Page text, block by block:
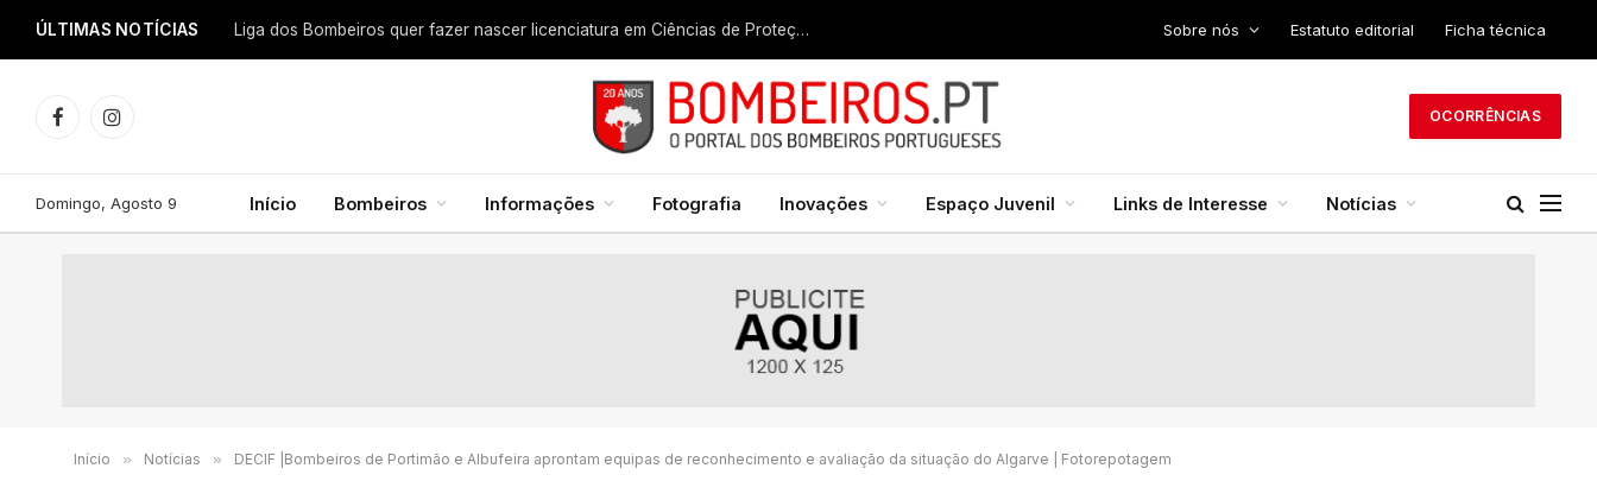
ÚLTIMAS NOTÍCIAS Liga dos Bombeiros quer fazer nascer licenciatura em Ciências de Proteção Civil e Bombeiros Sobre nós Estatuto editorial Ficha técnica
FacebookInstagram
OCORRÊNCIAS
Domingo, Agosto 9 Início Bombeiros Informações Fotografia Inovações Espaço Juvenil Links de Interesse Notícias
Início » Notícias » DECIF |Bombeiros de Portimão e Albufeira aprontam equipas de reconhecimento e avaliação da situação do Algarve | Fotorepotagem